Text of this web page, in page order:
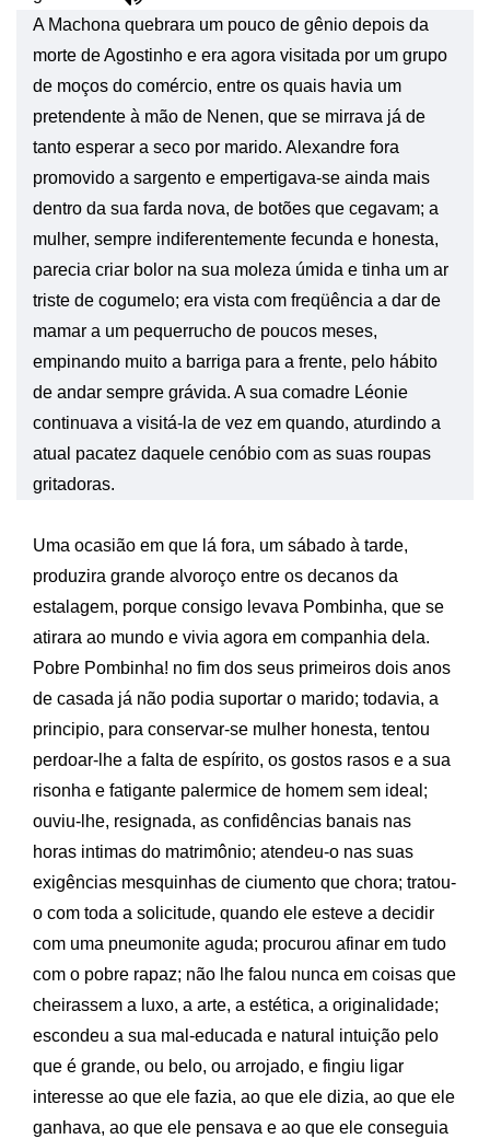
A Machona quebrara um pouco de gênio depois da
morte de Agostinho e era agora visitada por um grupo
de moços do comércio, entre os quais havia um
pretendente à mão de Nenen, que se mirrava já de
tanto esperar a seco por marido. Alexandre fora
promovido a sargento e empertigava-se ainda mais
dentro da sua farda nova, de botões que cegavam; a
mulher, sempre indiferentemente fecunda e honesta,
parecia criar bolor na sua moleza úmida e tinha um ar
triste de cogumelo; era vista com freqüência a dar de
mamar a um pequerrucho de poucos meses,
empinando muito a barriga para a frente, pelo hábito
de andar sempre grávida. A sua comadre Léonie
continuava a visitá-la de vez em quando, aturdindo a
atual pacatez daquele cenóbio com as suas roupas
gritadoras.
Uma ocasião em que lá fora, um sábado à tarde,
produzira grande alvoroço entre os decanos da
estalagem, porque consigo levava Pombinha, que se
atirara ao mundo e vivia agora em companhia dela.
Pobre Pombinha! no fim dos seus primeiros dois anos
de casada já não podia suportar o marido; todavia, a
principio, para conservar-se mulher honesta, tentou
perdoar-lhe a falta de espírito, os gostos rasos e a sua
risonha e fatigante palermice de homem sem ideal;
ouviu-lhe, resignada, as confidências banais nas
horas intimas do matrimônio; atendeu-o nas suas
exigências mesquinhas de ciumento que chora; tratou-
o com toda a solicitude, quando ele esteve a decidir
com uma pneumonite aguda; procurou afinar em tudo
com o pobre rapaz; não lhe falou nunca em coisas que
cheirassem a luxo, a arte, a estética, a originalidade;
escondeu a sua mal-educada e natural intuição pelo
que é grande, ou belo, ou arrojado, e fingiu ligar
interesse ao que ele fazia, ao que ele dizia, ao que ele
ganhava, ao que ele pensava e ao que ele conseguia